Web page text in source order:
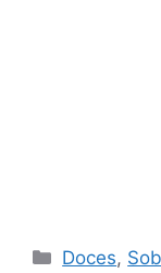
Categorias
Doces,